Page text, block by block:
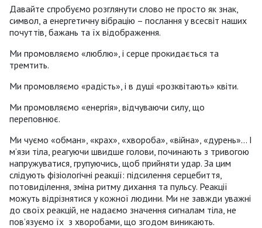
Давайте спробуємо розглянути слово не просто як знак,
символ, а енергетичну вібрацію – послання у всесвіт наших
почуттів, бажань та їх відображення.
Ми промовляємо «люблю», і серце прокидається та
тремтить.
Ми промовляємо «радість», і в душі «розквітають» квіти.
Ми промовляємо «енергія», відчуваючи силу, що
переповнює.
Ми чуємо «обман», «крах», «хвороба», «війна», «дурень»... І
м’язи тіла, реагуючи швидше голови, починають з тривогою
напружуватися, групуючись, щоб прийняти удар. За цим
слідують фізіологічні реакції: підсилення серцебиття,
потовиділення, зміна ритму дихання та пульсу. Реакції
можуть відрізнятися у кожної людини. Ми не завжди уважні
до своїх реакцій, не надаємо значення сигналам тіла, не
пов’язуємо їх з хворобами, що згодом виникають.